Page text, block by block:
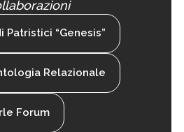
Patristici “Genesis”
Relazionale
Forum